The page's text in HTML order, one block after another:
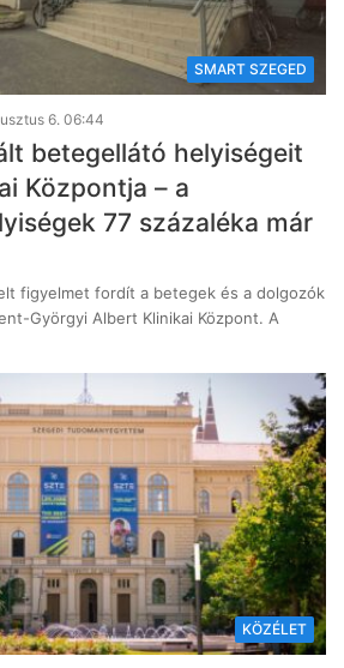
SMART SZEGED
6. 06:44
betegellátó helyiségeit
Központja – a
77 százaléka már
figyelmet fordít a betegek és a dolgozók
Györgyi Albert Klinikai Központ. A
KÖZÉLET